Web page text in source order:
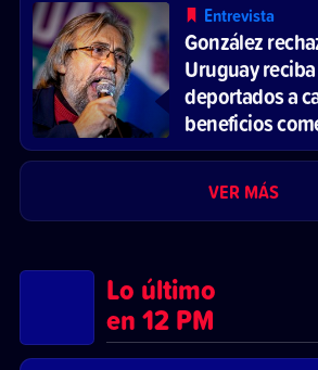
Entrevista
González
Uruguay reciba
deportados a
beneficios
VER MÁS
Lo último
en 12 PM